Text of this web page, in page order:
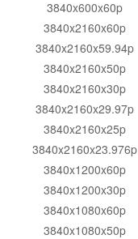
3840x600x60p
3840x2160x60p
3840x2160x59.94p
3840x2160x50p
3840x2160x30p
3840x2160x29.97p
3840x2160x25p
3840x2160x23.976p
3840x1200x60p
3840x1200x30p
3840x1080x60p
3840x1080x50p